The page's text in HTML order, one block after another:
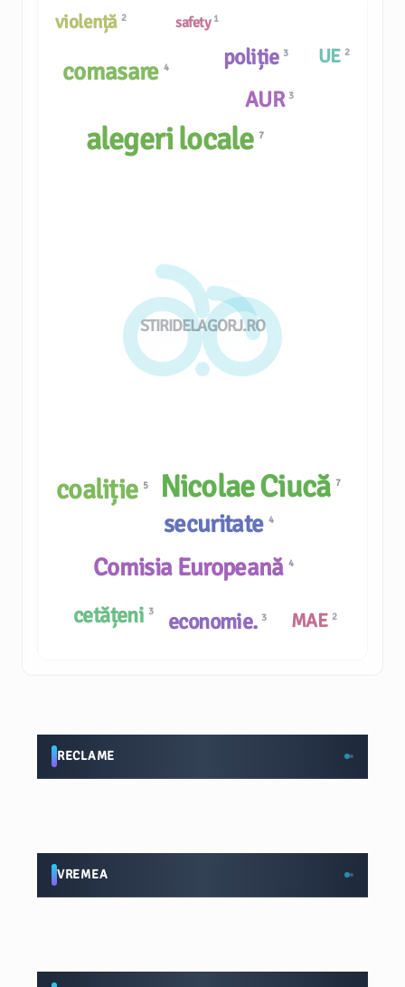
STIRIDELAGORJ.RO
safety 1
coaliție 5
MAE 2
violență 2
Nicolae Ciucă7
AUR 3
poliție 3
economie. 3
Comisia Europeană 4
comasare 4 UE 2
cetățeni 3
alegeri locale7
securitate 4
RECLAME
VREMEA